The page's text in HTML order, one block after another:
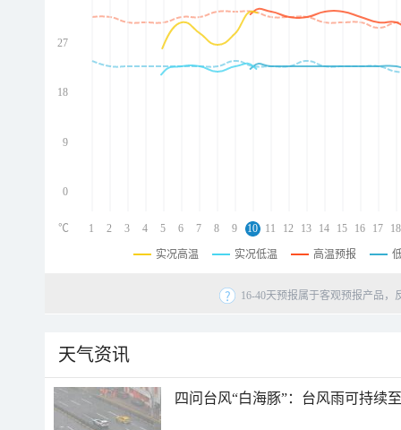
27
18
9
0
1 2 3 4 5 6 7 8 9 10 11 12 13 14 15 16 17 18
℃
实况高温 实况低温 高温预报
16-40天预报属于客观预报产品
天气资讯
四问台风“白海豚”：台风雨可持续